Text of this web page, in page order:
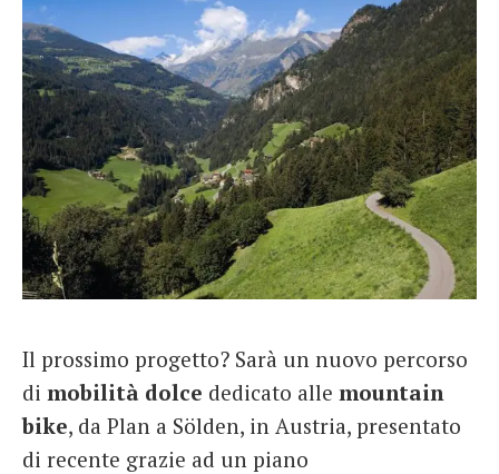
Il prossimo progetto? Sarà un nuovo percorso
di mobilità dolce dedicato alle mountain
bike, da Plan a Sölden, in Austria, presentato
di recente grazie ad un piano